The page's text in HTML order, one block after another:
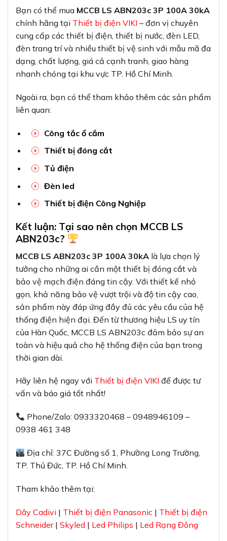
Bạn có thể mua MCCB LS ABN203c 3P 100A 30kA
chính hãng tại Thiết bị điện VIKI – đơn vị chuyên
cung cấp các thiết bị điện, thiết bị nước, đèn LED,
đèn trang trí và nhiều thiết bị vệ sinh với mẫu mã đa
dạng, chất lượng, giá cả cạnh tranh, giao hàng
nhanh chóng tại khu vực TP. Hồ Chí Minh.
Ngoài ra, bạn có thể tham khảo thêm các sản phẩm
liên quan:
Công tắc ổ cắm
Thiết bị đóng cắt
Tủ điện
Đèn led
Thiết bị điện Công Nghiệp
Kết luận: Tại sao nên chọn MCCB LS
ABN203c?
MCCB LS ABN203c 3P 100A 30kA là lựa chọn lý
tưởng cho những ai cần một thiết bị đóng cắt và
bảo vệ mạch điện đáng tin cậy. Với thiết kế nhỏ
gọn, khả năng bảo vệ vượt trội và độ tin cậy cao,
sản phẩm này đáp ứng đầy đủ các yêu cầu của hệ
thống điện hiện đại. Đến từ thương hiệu LS uy tín
của Hàn Quốc, MCCB LS ABN203c đảm bảo sự an
toàn và hiệu quả cho hệ thống điện của bạn trong
thời gian dài.
Hãy liên hệ ngay với Thiết bị điện VIKI để được tư
vấn và báo giá tốt nhất!
Phone/Zalo: 0933320468 – 0948946109 –
0938 461 348
Địa chỉ: 37C Đường số 1, Phường Long Trường,
TP. Thủ Đức, TP. Hồ Chí Minh.
Tham khảo thêm tại:
Dây Cadivi | Thiết bị điện Panasonic | Thiết bị điện
Schneider| Skyled | Led Philips | Led Rạng Đông